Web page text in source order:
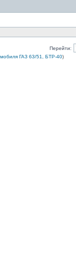
Перейти:
ГАЗ 63/51, БТР-40)